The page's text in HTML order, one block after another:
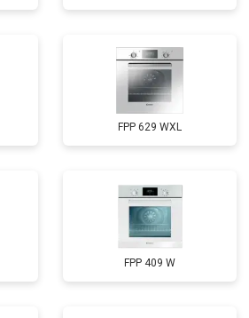
FPP 629 WXL
FPP 409 W